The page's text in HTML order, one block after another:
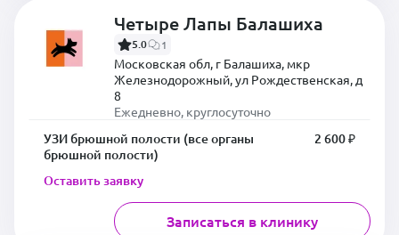
Четыре Лапы Балашиха
5.0 1
Московская обл, г Балашиха, мкр
Железнодорожный, ул Рождественская, д
8
Ежедневно, круглосуточно
УЗИ брюшной полости (все органы
брюшной полости)
2 600 ₽
Оставить заявку
Записаться в клинику